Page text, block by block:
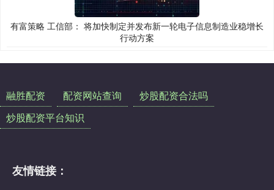
有富策略 工信部： 将加快制定并发布新一轮电子信息制造业稳增长
行动方案
融胜配资 配资网站查询
炒股配资合法吗
炒股配资平台知识
友情链接：